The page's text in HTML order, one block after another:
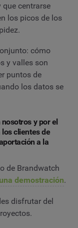
que centrarse
los picos de los
cómo
y valles son
puntos de
los datos se
y por el
clientes de
a la
de Brandwatch
demostración.
disfrutar del